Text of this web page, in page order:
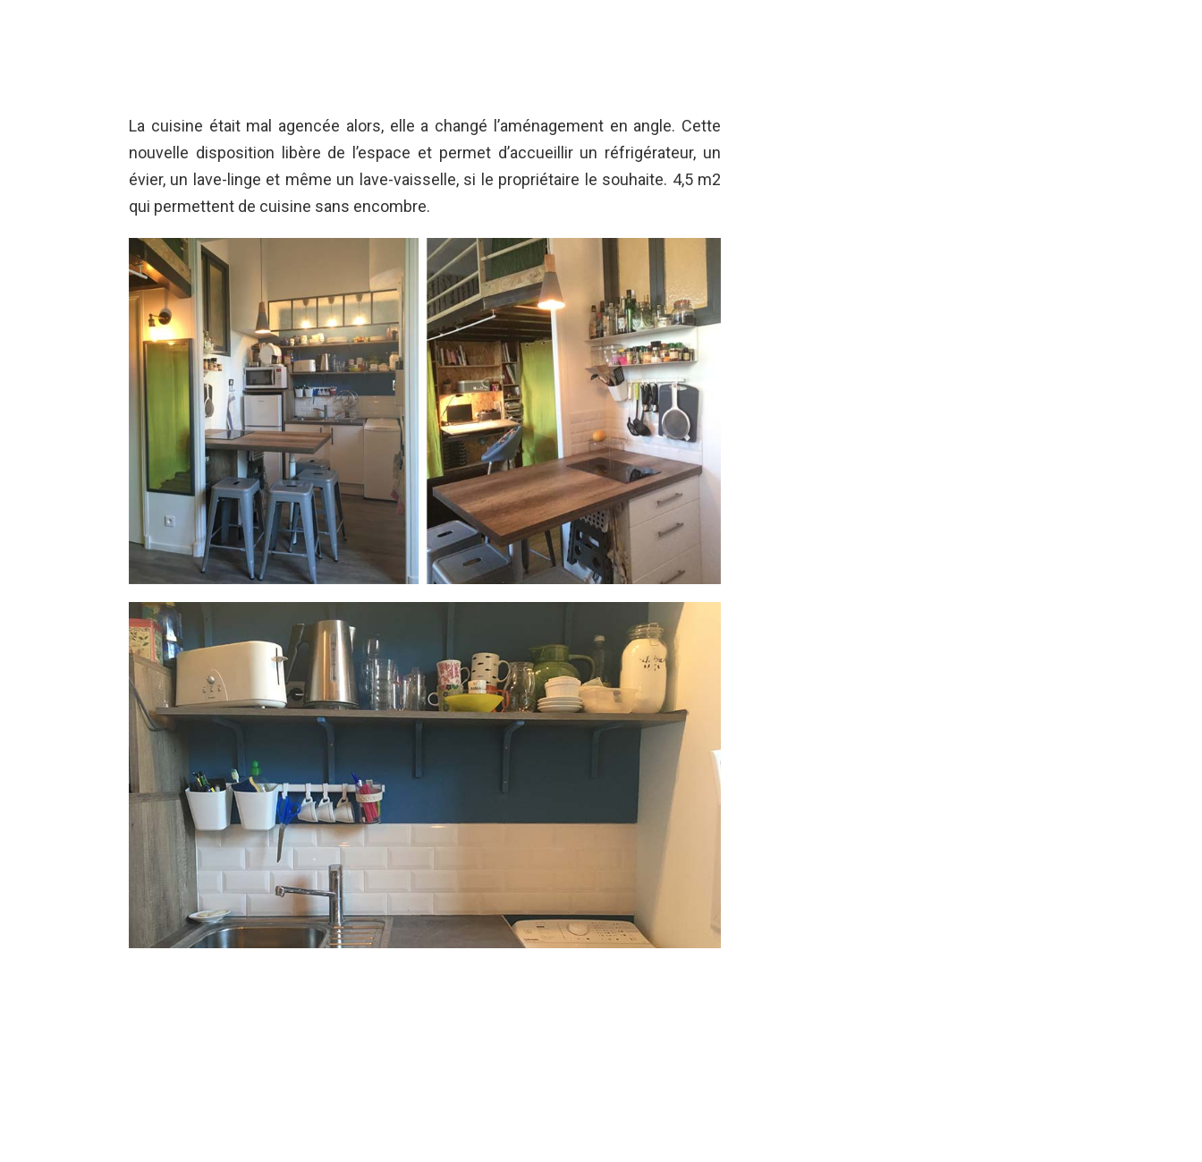
La cuisine était mal agencée alors, elle a changé l’aménagement en angle. Cette
nouvelle disposition libère de l’espace et permet d’accueillir un réfrigérateur, un
évier, un lave-linge et même un lave-vaisselle, si le propriétaire le souhaite. 4,5 m2
qui permettent de cuisine sans encombre.